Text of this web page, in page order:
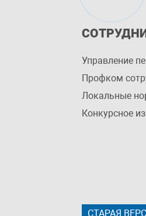
Управление
Профком
Локальные
Конкурсное
СТАРАЯ